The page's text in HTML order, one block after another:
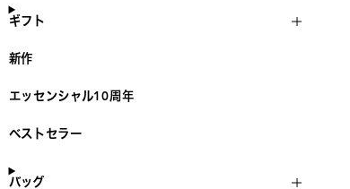
ギフト
新作
エッセンシャル10周年
ベストセラー
バッグ